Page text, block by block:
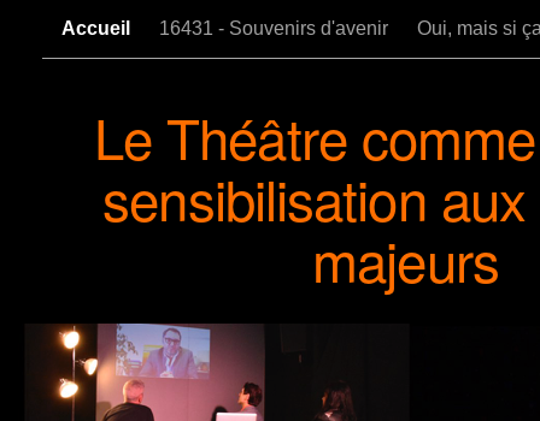
Accueil 16431 - Souvenirs d'avenir Oui, mais si
Le Théâtre
sensibilisation
majeurs